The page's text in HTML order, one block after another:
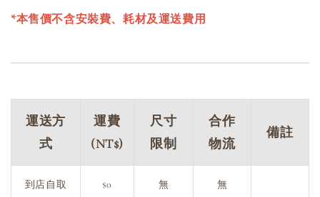
*本售價不含安裝費、耗材及運送費用
運送方
式
運費
(NT$)
尺寸
限制
合作
物流
備註
到店自取 $0 無 無